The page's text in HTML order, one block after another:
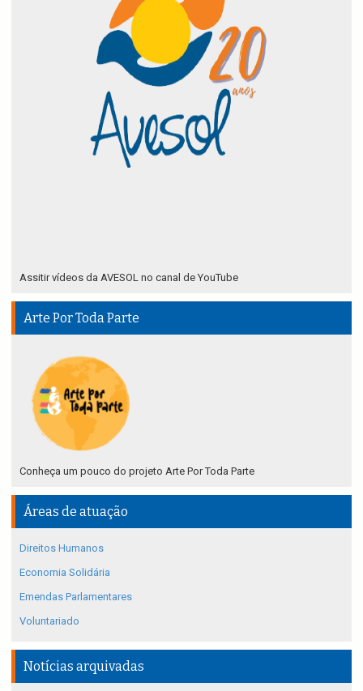
Assitir vídeos da AVESOL no canal de YouTube
Arte Por Toda Parte
Conheça um pouco do projeto Arte Por Toda Parte
Áreas de atuação
Direitos Humanos
Economia Solidária
Emendas Parlamentares
Voluntariado
Notícias arquivadas